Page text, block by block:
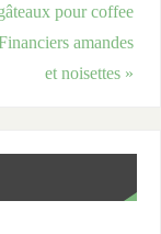
pour coffee
amandes
et noisettes »